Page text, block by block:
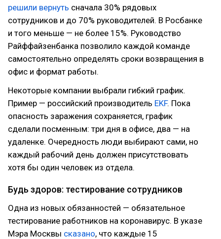
решили вернуть сначала 30% рядовых
сотрудников и до 70% руководителей. В Росбанке
и того меньше — не более 15%. Руководство
Райффайзенбанка позволило каждой команде
самостоятельно определять сроки возвращения в
офис и формат работы.
Некоторые компании выбрали гибкий график.
Пример — российский производитель EKF. Пока
опасность заражения сохраняется, график
сделали посменным: три дня в офисе, два — на
удаленке. Очередность люди выбирают сами, но
каждый рабочий день должен присутствовать
хотя бы один человек из отдела.
Будь здоров: тестирование сотрудников
Одна из новых обязанностей — обязательное
тестирование работников на коронавирус. В указе
Мэра Москвы сказано, что каждые 15